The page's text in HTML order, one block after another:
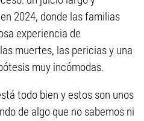
2024, donde las familias
experiencia de
muertes, las pericias y una
muy incómodas.
todo bien y estos son unos
de algo que no sabemos ni